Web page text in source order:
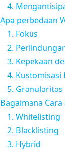
4.
Apa perbedaan
1. Fokus
2.
3. Kepekaan
4. Kustomisasi
5. Granularitas
Bagaimana Cara
1. Whitelisting
2. Blacklisting
3. Hybrid